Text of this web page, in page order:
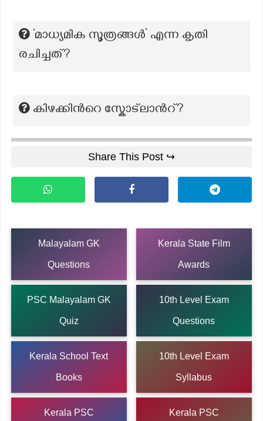
‘മാധ്യമിക സൂത്രങ്ങൾ’ എന്ന കൃതി
രചിച്ചത്?
കിഴക്കിന്‍റെ സ്കോട്ലാന്‍റ്?
Share This Post ↪
Malayalam GK
Questions
Kerala State Film
Awards
PSC Malayalam GK
Quiz
10th Level Exam
Questions
Kerala School Text
Books
10th Level Exam
Syllabus
Kerala PSC Kerala PSC